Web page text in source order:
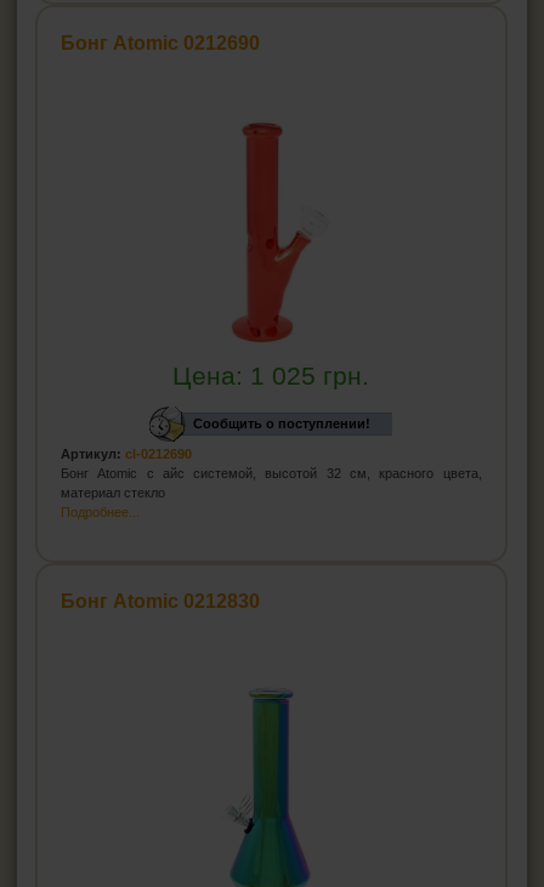
Бонг Atomic 0212690
Цена: 1 025 грн.
Сообщить о поступлении!
Артикул: cl-0212690
Бонг Atomic с айс системой, высотой 32 см, красного цвета,
материал стекло
Подробнее...
Бонг Atomic 0212830